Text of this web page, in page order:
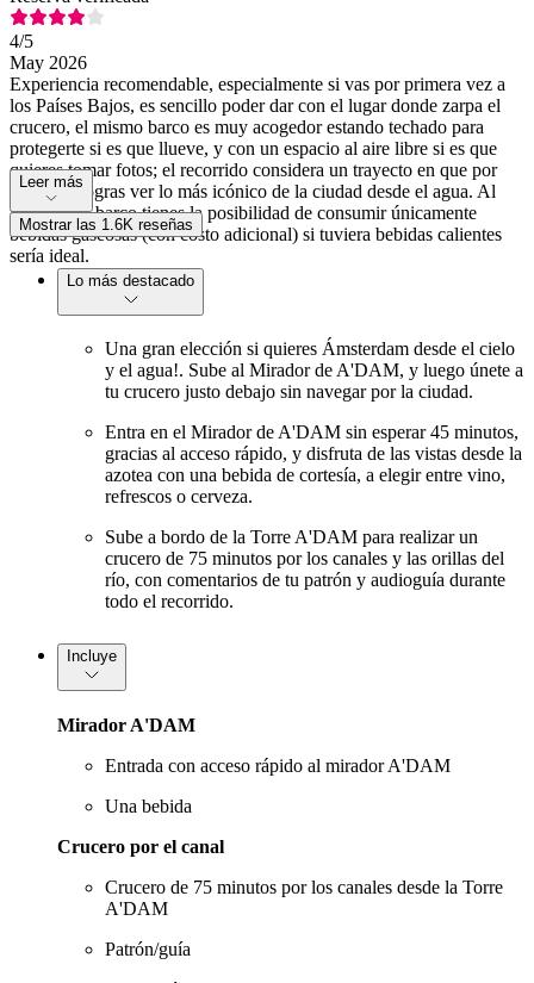
4/5
May 2026
Experiencia recomendable, especialmente si vas por primera vez a
los Países Bajos, es sencillo poder dar con el lugar donde zarpa el
crucero, el mismo barco es muy acogedor estando techado para
protegerte si es que llueve, y con un espacio al aire libre si es que
quieres tomar fotos; el recorrido considera un trayecto en que por
una hora logras ver lo más icónico de la ciudad desde el agua. Al
interior del barco tienes la posibilidad de consumir únicamente
bebidas gaseosas (con costo adicional) si tuviera bebidas calientes
sería ideal.
Leer más
Mostrar las 1.6K reseñas
Lo más destacado
Una gran elección si quieres Ámsterdam desde el cielo
y el agua!. Sube al Mirador de A'DAM, y luego únete a
tu crucero justo debajo sin navegar por la ciudad.
Entra en el Mirador de A'DAM sin esperar 45 minutos,
gracias al acceso rápido, y disfruta de las vistas desde la
azotea con una bebida de cortesía, a elegir entre vino,
refrescos o cerveza.
Sube a bordo de la Torre A'DAM para realizar un
crucero de 75 minutos por los canales y las orillas del
río, con comentarios de tu patrón y audioguía durante
todo el recorrido.
Incluye
Mirador A'DAM
Entrada con acceso rápido al mirador A'DAM
Una bebida
Crucero por el canal
Crucero de 75 minutos por los canales desde la Torre
A'DAM
Patrón/guía